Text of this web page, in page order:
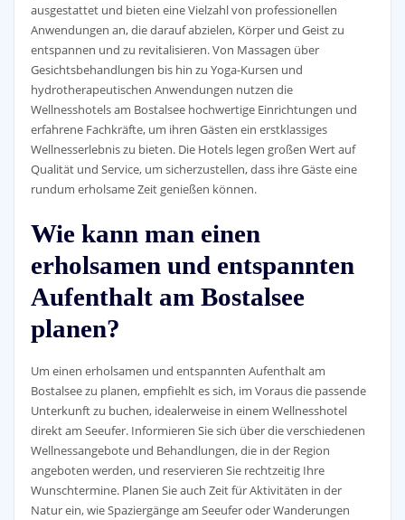
ausgestattet und bieten eine Vielzahl von professionellen
Anwendungen an, die darauf abzielen, Körper und Geist zu
entspannen und zu revitalisieren. Von Massagen über
Gesichtsbehandlungen bis hin zu Yoga-Kursen und
hydrotherapeutischen Anwendungen nutzen die
Wellnesshotels am Bostalsee hochwertige Einrichtungen und
erfahrene Fachkräfte, um ihren Gästen ein erstklassiges
Wellnesserlebnis zu bieten. Die Hotels legen großen Wert auf
Qualität und Service, um sicherzustellen, dass ihre Gäste eine
rundum erholsame Zeit genießen können.
Wie kann man einen
erholsamen und entspannten
Aufenthalt am Bostalsee
planen?
Um einen erholsamen und entspannten Aufenthalt am
Bostalsee zu planen, empfiehlt es sich, im Voraus die passende
Unterkunft zu buchen, idealerweise in einem Wellnesshotel
direkt am Seeufer. Informieren Sie sich über die verschiedenen
Wellnessangebote und Behandlungen, die in der Region
angeboten werden, und reservieren Sie rechtzeitig Ihre
Wunschtermine. Planen Sie auch Zeit für Aktivitäten in der
Natur ein, wie Spaziergänge am Seeufer oder Wanderungen